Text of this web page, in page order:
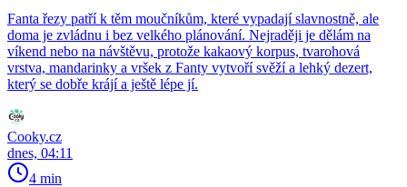
Fanta řezy patří k těm moučníkům, které vypadají slavnostně, ale
doma je zvládnu i bez velkého plánování. Nejraději je dělám na
víkend nebo na návštěvu, protože kakaový korpus, tvarohová
vrstva, mandarinky a vršek z Fanty vytvoří svěží a lehký dezert,
který se dobře krájí a ještě lépe jí.
Cooky.cz
dnes, 04:11
4 min